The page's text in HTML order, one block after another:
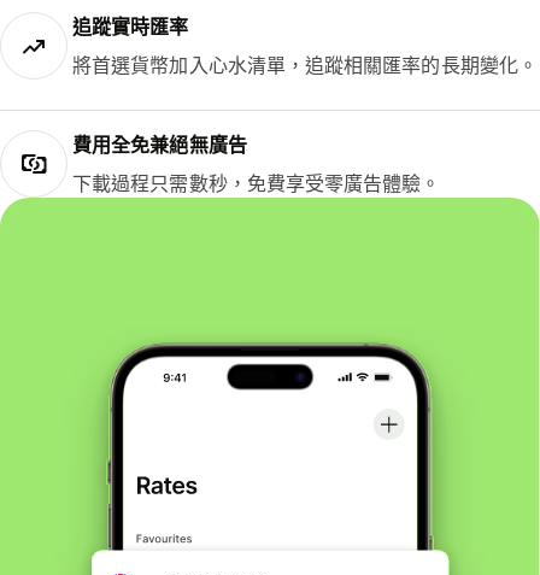
追蹤實時匯率
將首選貨幣加入心水清單，追蹤相關匯率的長期變化。
費用全免兼絕無廣告
下載過程只需數秒，免費享受零廣告體驗。